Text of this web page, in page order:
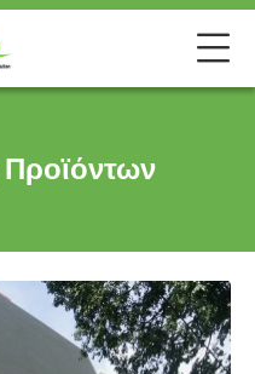
Προϊόντων